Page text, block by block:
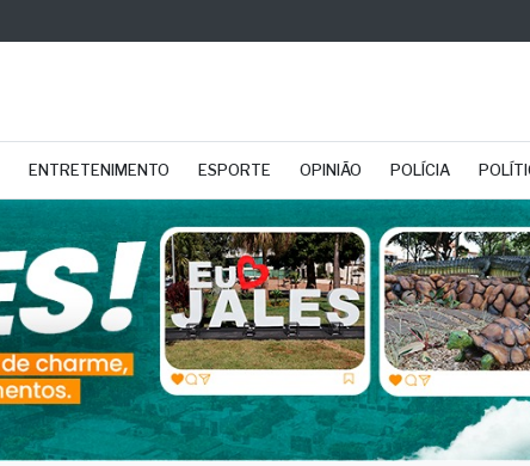
ENTRETENIMENTO ESPORTE OPINIÃO POLÍCIA